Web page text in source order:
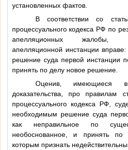
установленных фактов.
В соответствии со
процессуального кодекса РФ по
апелляционных жалобы,
апелляционной инстанции
решение суда первой инстанции
принять по делу новое решение.
Оценив, имеющиеся
доказательства, про правилам
процессуального кодекса РФ,
необходимым решение суда
как неправильное по
необоснованное, и принять
которым признать